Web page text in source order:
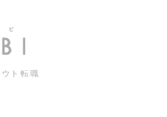
求人情報一覧
ト転職